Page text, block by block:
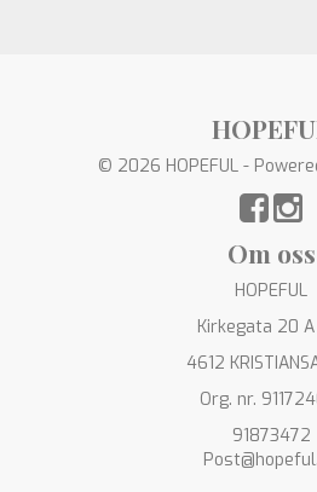
© 2026 HOPEFUL -
Om oss
HOPEFUL
Kirkegata 20 A
4612
Org. nr.
91873472